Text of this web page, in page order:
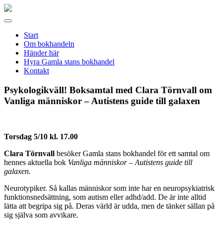
Gamla
Meny
Start
Om bokhandeln
Händer här
Hyra Gamla stans bokhandel
Kontakt
Psykologikväll! Boksamtal med Clara Törnvall om
Vanliga människor – Autistens guide till galaxen
Torsdag 5/10 kl. 17.00
Clara Törnvall besöker Gamla stans bokhandel för ett samtal om
hennes aktuella bok Vanliga människor – Autistens guide till
galaxen.
Neurotypiker. Så kallas människor som inte har en neuropsykiatrisk
funktionsnedsättning, som autism eller adhd/add. De är inte alltid
lätta att begripa sig på. Deras värld är udda, men de tänker sällan på
sig själva som avvikare.